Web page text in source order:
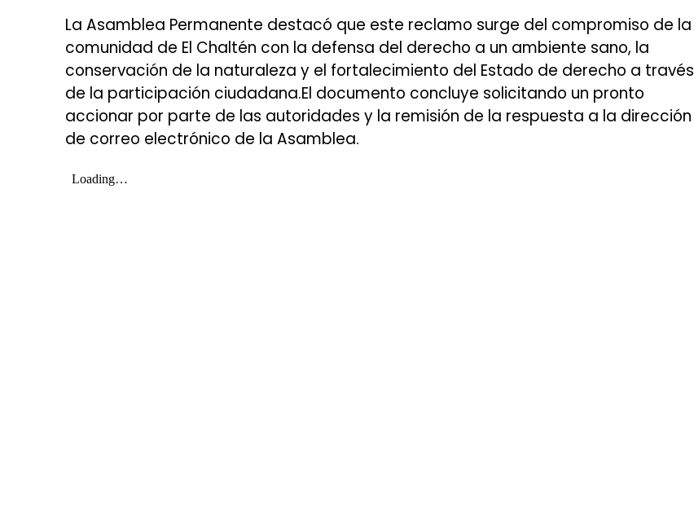
La Asamblea Permanente destacó que este reclamo surge del compromiso de la
comunidad de El Chaltén con la defensa del derecho a un ambiente sano, la
conservación de la naturaleza y el fortalecimiento del Estado de derecho a través
de la participación ciudadana.El documento concluye solicitando un pronto
accionar por parte de las autoridades y la remisión de la respuesta a la dirección
de correo electrónico de la Asamblea.